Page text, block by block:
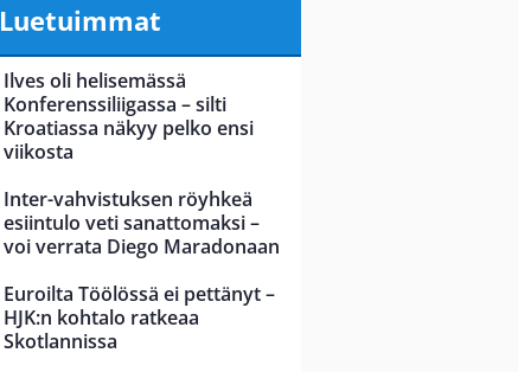
Luetuimmat
Ilves oli helisemässä
Konferenssiliigassa – silti
Kroatiassa näkyy pelko ensi
viikosta
Inter-vahvistuksen röyhkeä
esiintulo veti sanattomaksi –
voi verrata Diego Maradonaan
Euroilta Töölössä ei pettänyt –
HJK:n kohtalo ratkeaa
Skotlannissa